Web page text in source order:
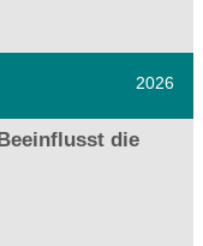
2026
die